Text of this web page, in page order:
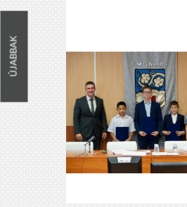
ÚJABBAK